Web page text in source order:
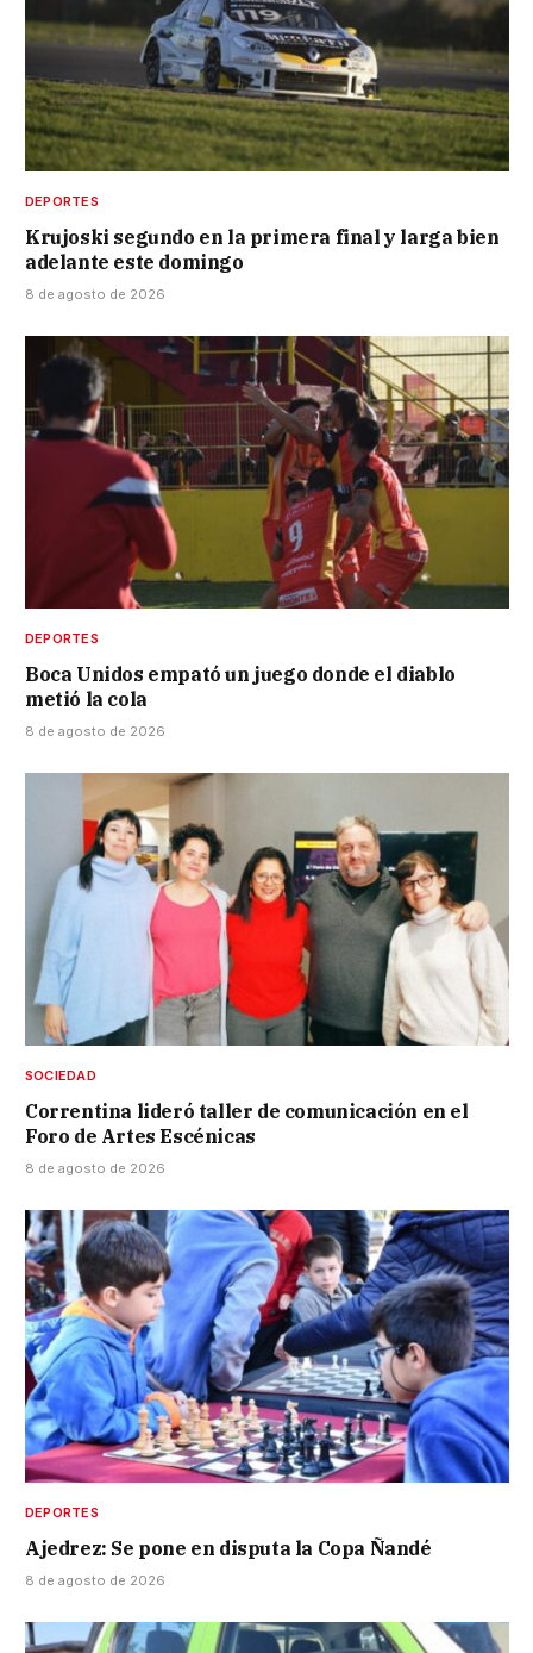
DEPORTES
Krujoski segundo en la primera final y larga bien
adelante este domingo
8 de agosto de 2026
DEPORTES
Boca Unidos empató un juego donde el diablo
metió la cola
8 de agosto de 2026
SOCIEDAD
Correntina lideró taller de comunicación en el
Foro de Artes Escénicas
8 de agosto de 2026
DEPORTES
Ajedrez: Se pone en disputa la Copa Ñandé
8 de agosto de 2026